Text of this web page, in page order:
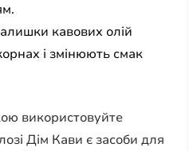
кавових олій
і змінюють смак
використовуйте
Дім Кави є засоби для